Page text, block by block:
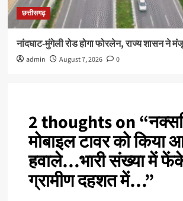
छत्तीसगढ़
नांदघाट-मुंगेली रोड होगा फोरलेन, राज्य शासन ने
admin August 7, 2026 0
2 thoughts on “
मोबाइल टावर को किया
हवाले…भारी संख्या में
ग्रामीण दहशत में…”